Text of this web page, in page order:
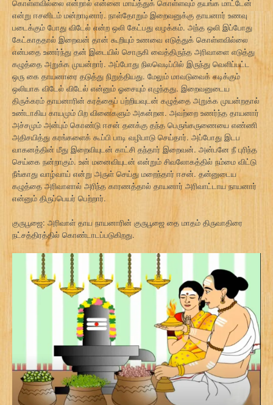
கொள்ளவில்லை என்றால் என்னை மாய்த்துக் கொள்ளவும் தயங்க மாட்டேன்
என்று ஈசனிடம் மன்றாடினார். நாள்தோறும் இறைவனுக்கு தாயனார் உணவு
படைக்கும் போது விடேல் என்ற ஒலி கேட்பது வழக்கம். அந்த ஒலி இப்போது
கேட்காததால் இறைவன் தான் கூறியும் உணவை எடுத்துக் கொள்ளவில்லை
என்பதை உணர்ந்து தன் இடையில் சொருகி வைத்திருந்த அரிவாளை எடுத்து
கழுத்தை அறுக்க முயன்றார். அப்போது நிலவெடிப்பில் இருந்து வெளிப்பட்ட
ஒரு கை தாயனாரை தடுத்து நிறுத்தியது. மேலும் மாவடுவைக் கடிக்கும்
ஒலியாக விடேல் விடேல் என்னும் ஓசையும் எழுந்தது. இறைவனுடைய
திருக்கரம் தாயனாரின் கரத்தைப் பற்றியவுடன் கழுத்தை அறுக்க முயன்றதால்
உண்டாகிய காயமும் பிற வினைகளும் அகன்றன. அவற்றை உணர்ந்த தாயனார்
அச்சமும் அன்பும் கொண்டு ஈசன் தனக்கு தந்த பெருங்கருணையை எண்ணி
அதிசயித்து கரங்களைக் கூப்பி பாடி வழிபாடு செய்தார். அப்போது இடப
வாகனத்தின் மீது இறைவியுடன் காட்சி தந்தார் இறைவன். அன்பனே நீ புரிந்த
செய்கை நன்றாகும். உன் மனைவியுடன் என்றும் சிவலோகத்தில் நம்மை விட்டு
நீங்காது வாழ்வாய் என்று அருள் செய்து மறைந்தார் ஈசன். தன்னுடைய
கழுத்தை அரிவாளால் அரிந்த காரணத்தால் தாயனார் அரிவாட்டாய நாயனார்
என்னும் திருப்பெயர் பெற்றார்.
குருபூஜை: அரிவாள் தாய நாயனாரின் குருபூஜை தை மாதம் திருவாதிரை
நட்சத்திரத்தில் கொண்டாடப்படுகிறது.